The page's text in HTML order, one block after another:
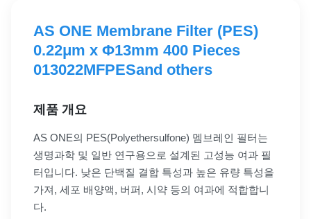
AS ONE Membrane Filter (PES)
0.22μm x Φ13mm 400 Pieces
013022MFPESand others
제품 개요
AS ONE의 PES(Polyethersulfone) 멤브레인 필터는
생명과학 및 일반 연구용으로 설계된 고성능 여과 필
터입니다. 낮은 단백질 결합 특성과 높은 유량 특성을
가져, 세포 배양액, 버퍼, 시약 등의 여과에 적합합니
다.